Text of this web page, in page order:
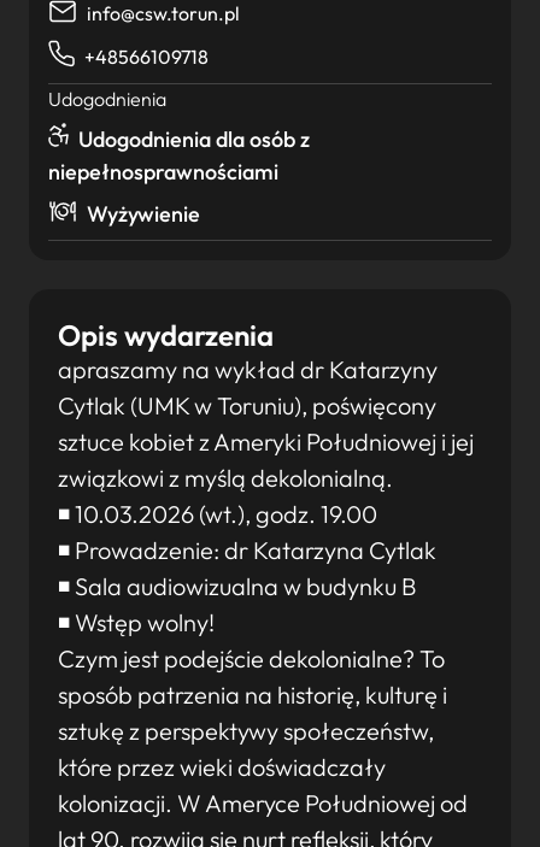
Opis wydarzenia
apraszamy na wykład dr Katarzyny
Cytlak (UMK w Toruniu), poświęcony
sztuce kobiet z Ameryki Południowej i jej
związkowi z myślą dekolonialną.
◾ 10.03.2026 (wt.), godz. 19.00
◾ Prowadzenie: dr Katarzyna Cytlak
◾ Sala audiowizualna w budynku B
◾ Wstęp wolny!
Czym jest podejście dekolonialne? To
sposób patrzenia na historię, kulturę i
sztukę z perspektywy społeczeństw,
które przez wieki doświadczały
kolonizacji. W Ameryce Południowej od
lat 90. rozwija się nurt refleksji, który
info@csw.torun.pl
+48566109718
Udogodnienia
Udogodnienia dla osób z
niepełnosprawnościami
Wyżywienie